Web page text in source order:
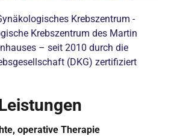
Krebszentrum -
Krebszentrum des Martin
– seit 2010 durch die
(DKG) zertifiziert
operative Therapie